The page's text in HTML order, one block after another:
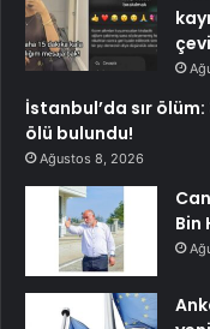
İstanbul’da sır ölüm:
ölü bulundu!
Ağustos 8, 2026
Bin